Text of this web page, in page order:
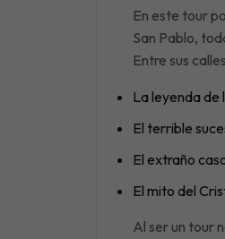
En este tour
San Pablo,
Entre sus
La leyenda de
El terrible
El extraño
El mito del
Al ser un tour